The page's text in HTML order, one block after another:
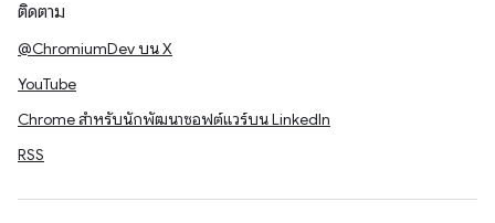
ติดตาม
@ChromiumDev บน X
YouTube
Chrome สำหรับนักพัฒนาซอฟต์แวร์บน LinkedIn
RSS